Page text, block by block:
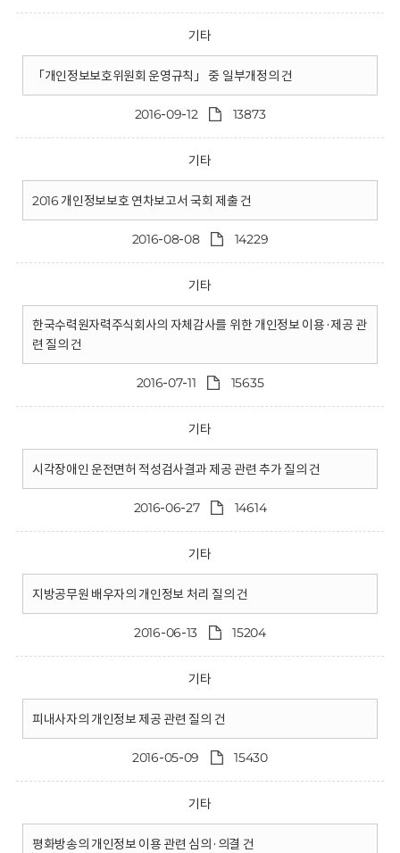
기타
「개인정보보호위원회 운영규칙」 중 일부개정의 건
2016-09-12 13873
기타
2016 개인정보보호 연차보고서 국회 제출 건
2016-08-08 14229
기타
한국수력원자력주식회사의 자체감사를 위한 개인정보 이용·제공 관
련 질의 건
2016-07-11 15635
기타
시각장애인 운전면허 적성검사결과 제공 관련 추가 질의 건
2016-06-27 14614
기타
지방공무원 배우자의 개인정보 처리 질의 건
2016-06-13 15204
기타
피내사자의 개인정보 제공 관련 질의 건
2016-05-09 15430
기타
평화방송의 개인정보 이용 관련 심의·의결 건